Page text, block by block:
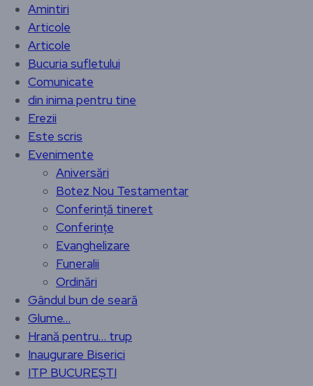
Amintiri
Articole
Articole
Bucuria sufletului
Comunicate
din inima pentru tine
Erezii
Este scris
Evenimente
Aniversări
Botez Nou Testamentar
Conferință tineret
Conferințe
Evanghelizare
Funeralii
Ordinări
Gândul bun de seară
Glume…
Hrană pentru… trup
Inaugurare Biserici
ITP BUCUREȘTI